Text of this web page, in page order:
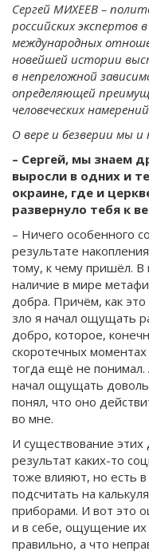
Сергей МИХЕЕВ –
российских экспертов
международных
новейшей истории
в непреложной
определяющей
человеческих
О вере и безверии мы
– Сергей, мы знаем
выросли в одних и
окраине, где и
развернуло тебя к
– Ничего особенного
результате
тому, к чему пришёл. В
наличие в мире
добра. Причём, как
зло я начал ощущать
добро, которое,
скоротечных моментах
тогда ещё не понимал.
начал ощущать
понял, что оно
во мне.
И существование этих
результат каких-то
тоже влияют, но есть
подсчитать на
приборами. И вот это
и в себе, ощущение их
правильно, а что